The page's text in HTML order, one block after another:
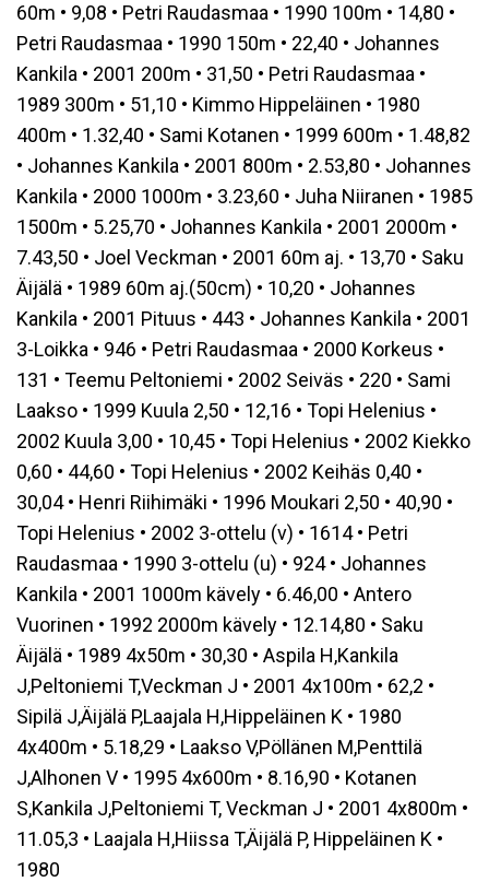
60m • 9,08 • Petri Raudasmaa • 1990 100m • 14,80 •
Petri Raudasmaa • 1990 150m • 22,40 • Johannes
Kankila • 2001 200m • 31,50 • Petri Raudasmaa •
1989 300m • 51,10 • Kimmo Hippeläinen • 1980
400m • 1.32,40 • Sami Kotanen • 1999 600m • 1.48,82
• Johannes Kankila • 2001 800m • 2.53,80 • Johannes
Kankila • 2000 1000m • 3.23,60 • Juha Niiranen • 1985
1500m • 5.25,70 • Johannes Kankila • 2001 2000m •
7.43,50 • Joel Veckman • 2001 60m aj. • 13,70 • Saku
Äijälä • 1989 60m aj.(50cm) • 10,20 • Johannes
Kankila • 2001 Pituus • 443 • Johannes Kankila • 2001
3-Loikka • 946 • Petri Raudasmaa • 2000 Korkeus •
131 • Teemu Peltoniemi • 2002 Seiväs • 220 • Sami
Laakso • 1999 Kuula 2,50 • 12,16 • Topi Helenius •
2002 Kuula 3,00 • 10,45 • Topi Helenius • 2002 Kiekko
0,60 • 44,60 • Topi Helenius • 2002 Keihäs 0,40 •
30,04 • Henri Riihimäki • 1996 Moukari 2,50 • 40,90 •
Topi Helenius • 2002 3-ottelu (v) • 1614 • Petri
Raudasmaa • 1990 3-ottelu (u) • 924 • Johannes
Kankila • 2001 1000m kävely • 6.46,00 • Antero
Vuorinen • 1992 2000m kävely • 12.14,80 • Saku
Äijälä • 1989 4x50m • 30,30 • Aspila H,Kankila
J,Peltoniemi T,Veckman J • 2001 4x100m • 62,2 •
Sipilä J,Äijälä P,Laajala H,Hippeläinen K • 1980
4x400m • 5.18,29 • Laakso V,Pöllänen M,Penttilä
J,Alhonen V • 1995 4x600m • 8.16,90 • Kotanen
S,Kankila J,Peltoniemi T, Veckman J • 2001 4x800m •
11.05,3 • Laajala H,Hiissa T,Äijälä P, Hippeläinen K •
1980